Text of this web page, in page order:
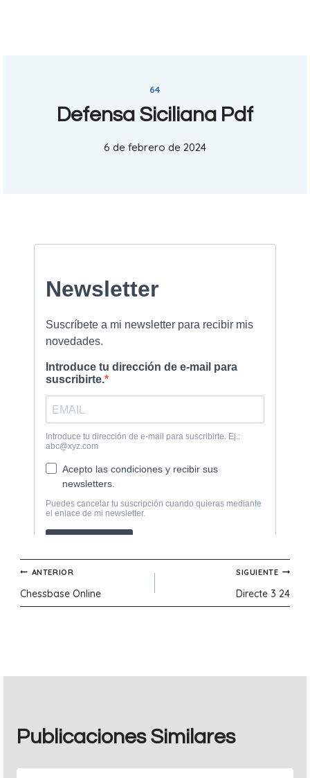
64
Defensa Siciliana Pdf
6 de febrero de 2024
Navegación
de
ANTERIOR
Chessbase Online
SIGUIENTE
Directe 3 24
Publicaciones Similares